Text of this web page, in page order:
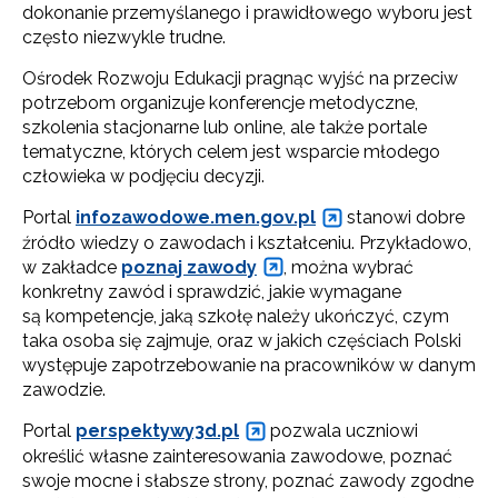
dokonanie przemyślanego i prawidłowego wyboru jest
często niezwykle trudne.
Ośrodek Rozwoju Edukacji pragnąc wyjść na przeciw
potrzebom organizuje konferencje metodyczne,
szkolenia stacjonarne lub online, ale także portale
tematyczne, których celem jest wsparcie młodego
człowieka w podjęciu decyzji.
Portal infozawodowe.men.gov.pl
stanowi dobre
źródło wiedzy o zawodach i kształceniu. Przykładowo,
w zakładce poznaj zawody
, można wybrać
konkretny zawód i sprawdzić, jakie wymagane
są kompetencje, jaką szkołę należy ukończyć, czym
taka osoba się zajmuje, oraz w jakich częściach Polski
występuje zapotrzebowanie na pracowników w danym
zawodzie.
Portal perspektywy3d.pl
pozwala uczniowi
określić własne zainteresowania zawodowe, poznać
swoje mocne i słabsze strony, poznać zawody zgodne